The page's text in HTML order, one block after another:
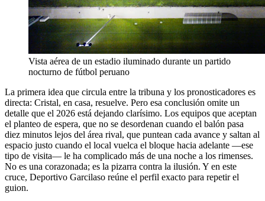
Vista aérea de un estadio iluminado durante un partido
nocturno de fútbol peruano
La primera idea que circula entre la tribuna y los pronosticadores es
directa: Cristal, en casa, resuelve. Pero esa conclusión omite un
detalle que el 2026 está dejando clarísimo. Los equipos que aceptan
el planteo de espera, que no se desordenan cuando el balón pasa
diez minutos lejos del área rival, que puntean cada avance y saltan al
espacio justo cuando el local vuelca el bloque hacia adelante —ese
tipo de visita— le ha complicado más de una noche a los rimenses.
No es una corazonada; es la pizarra contra la ilusión. Y en este
cruce, Deportivo Garcilaso reúne el perfil exacto para repetir el
guion.